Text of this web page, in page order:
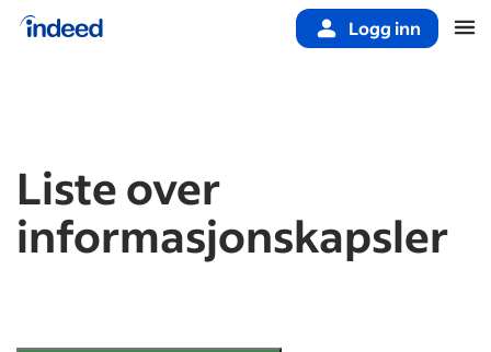
Logg inn
Liste over
informasjonskapsler